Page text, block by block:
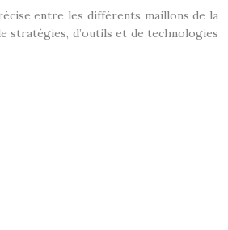
entre les différents maillons de la
stratégies, d’outils et de technologies